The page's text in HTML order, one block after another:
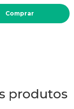
Comprar
produtos